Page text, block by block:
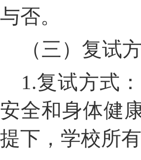
与否。
（三）复试
1.复试方式
安全和身体健
提下，学校所